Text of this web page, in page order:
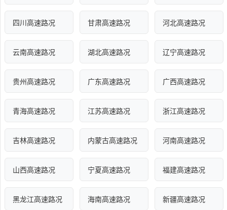
四川高速路况 甘肃高速路况 河北高速路况
云南高速路况 湖北高速路况 辽宁高速路况
贵州高速路况 广东高速路况 广西高速路况
青海高速路况 江苏高速路况 浙江高速路况
吉林高速路况 内蒙古高速路况 河南高速路况
山西高速路况 宁夏高速路况 福建高速路况
黑龙江高速路况 海南高速路况 新疆高速路况